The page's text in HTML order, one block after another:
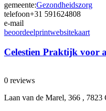
gemeente:Gezondheidszorg
telefoon+31 591624808
e-mail
beoordeelprintwebsitekaart
Celestien Praktijk voor
0 reviews
Laan van de Marel, 366 , 7823